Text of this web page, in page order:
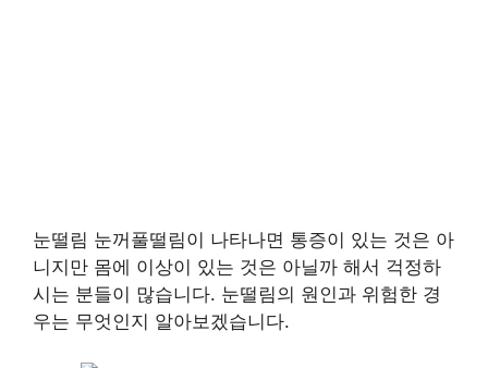
눈떨림 눈꺼풀떨림이 나타나면 통증이 있는 것은 아
니지만 몸에 이상이 있는 것은 아닐까 해서 걱정하
시는 분들이 많습니다. 눈떨림의 원인과 위험한 경
우는 무엇인지 알아보겠습니다.